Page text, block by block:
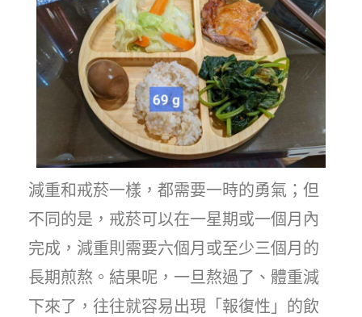
減重和戒菸一樣，都需要一時的勇氣；但
不同的是，戒菸可以在一星期或一個月內
完成，減重則需要六個月或至少三個月的
長期煎熬。結果呢，一旦熬過了、體重減
下來了，往往就容易出現「報復性」的飲